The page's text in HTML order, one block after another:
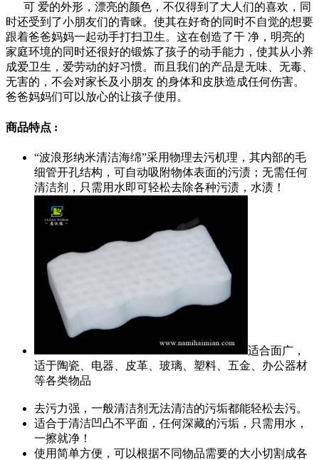
可 爱的外形，漂亮的颜色，不仅得到了大人们的喜欢，同
时还受到了小朋友们的青睐。使其在好奇的同时不自觉的想要
跟着爸爸妈妈一起动手打扫卫生。这在创造了干 净，明亮的
家庭环境的同时还很好的锻炼了孩子的动手能力，使其从小养
成爱卫生，爱劳动的好习惯。而且我们的产品是无味、无毒、
无害的，不会对家长及小朋友 的身体和皮肤造成任何伤害。
爸爸妈妈们可以放心的让孩子使用。
商品特点 :
“波浪形纳米清洁海绵”采用物理去污机理，其内部的毛
细管开孔结构，可自动吸附物体表面的污渍；无需任何
清洁剂，只需用水即可轻松去除各种污渍，水渍！
适合面广，
适于陶瓷、电器、皮革、玻璃、塑料、五金、办公器材
等各类物品
去污力强，一般清洁剂无法清洁的污垢都能轻松去污。
适合于清洁凹凸不平面，任何深藏的污垢，只需用水，
一擦就净！
使用简单方便，可以根据不同物品需要的大小切割成各